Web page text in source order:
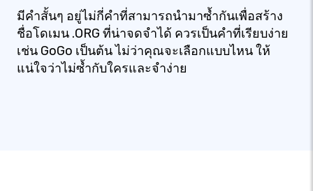
มีคำสั้นๆ อยู่ไม่กี่คำที่สามารถนำมาซ้ำกันเพื่อสร้าง
ชื่อโดเมน .ORG ที่น่าจดจำได้ ควรเป็นคำที่เรียบง่าย
เช่น GoGo เป็นต้น ไม่ว่าคุณจะเลือกแบบไหน ให้
แน่ใจว่าไม่ซ้ำกับใครและจำง่าย